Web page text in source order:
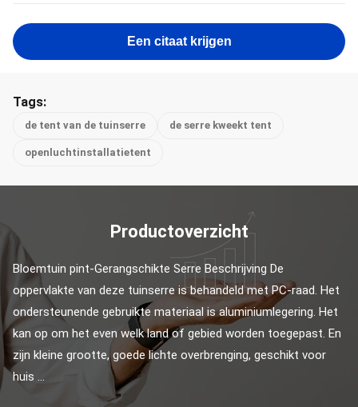
Een citaat krijgen
Tags:
de tent van de tuinserre de serre kweekt tent
openluchtinstallatietent
Productoverzicht
Bloemtuin pint-Gerangschikte Serre Beschrijving De
oppervlakte van deze tuinserre is behandeld met PC-raad. Het
ondersteunende gebruikte materiaal is aluminiumlegering. Het
kan op om het even welk land of gebied worden toegepast. En
zijn kleine grootte, goede lichte overbrenging, geschikt voor
huis ...